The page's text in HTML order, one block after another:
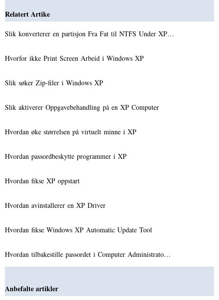
Relatert Artike
Slik konverterer en partisjon Fra Fat til NTFS Under XP…
Hvorfor ikke Print Screen Arbeid i Windows XP
Slik søker Zip-filer i Windows XP
Slik aktiverer Oppgavebehandling på en XP Computer
Hvordan øke størrelsen på virtuelt minne i XP
Hvordan passordbeskytte programmer i XP
Hvordan fikse XP oppstart
Hvordan avinstallerer en XP Driver
Hvordan fikse Windows XP Automatic Update Tool
Hvordan tilbakestille passordet i Computer Administrato…
Anbefalte artikler